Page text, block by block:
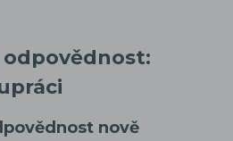
odpovědnost:
nově